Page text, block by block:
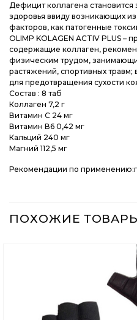
Дефицит коллагена становится
здоровья ввиду возникающих
факторов, как патогенные
OLIMP KOLAGEN ACTIV PLUS
содержащие коллаген,
физическим трудом,
растяжений, спортивных травм;
для предотвращения сухости
Состав : 8 таб
Коллаген 7,2 г
Витамин С 24 мг
Витамин В6 0,42 мг
Кальций 240 мг
Магний 112,5 мг
Рекомендации по
ПОХОЖИЕ